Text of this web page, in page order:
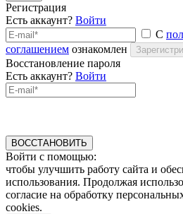
Регистрация
Есть аккаунт? Войти
С
соглашением ознакомлен
Восстановление пароля
Есть аккаунт? Войти
ВОССТАНОВИТЬ
Войти с помощью:
чтобы улучшить работу сайта и
использования. Продолжая
согласие на обработку
cookies.